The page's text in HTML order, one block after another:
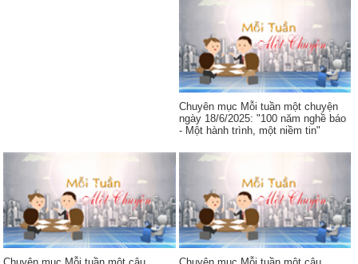
Chuyên mục Mỗi tuần một chuyện
ngày 18/6/2025: "100 năm nghề báo
- Một hành trình, một niềm tin"